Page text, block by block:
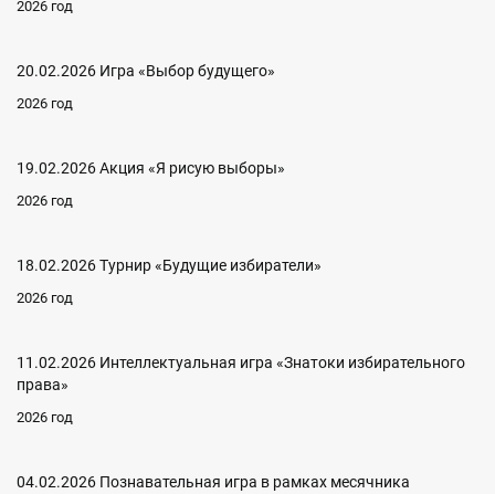
2026 год
20.02.2026 Игра «Выбор будущего»
2026 год
19.02.2026 Акция «Я рисую выборы»
2026 год
18.02.2026 Турнир «Будущие избиратели»
2026 год
11.02.2026 Интеллектуальная игра «Знатоки избирательного
права»
2026 год
04.02.2026 Познавательная игра в рамках месячника